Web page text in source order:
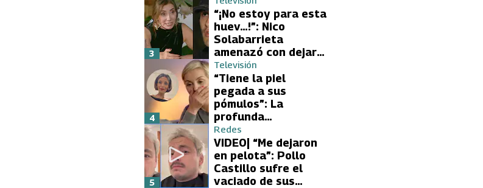
2 con directa
petición a su papá
sobre Yamila Reyna
“¡No estoy para esta
huev…!”: Nico
Solabarrieta
amenazó con dejar
Volverías con tu Ex
tras encontrón con
Carmen Gloria
Arroyo
3
Televisión
“Tiene la piel
pegada a sus
pómulos”: La
profunda
preocupación de
Fran García-
Huidobro por la
extrema delgadez
de Kathy Orellana
4
Redes
VIDEO| “Me dejaron
en pelota”: Pollo
Castillo sufre el
vaciado de sus
5